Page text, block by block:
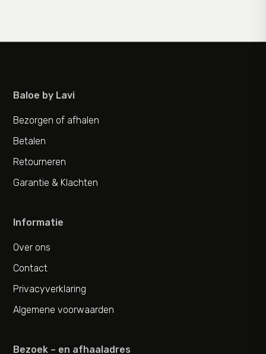
Baloe by Lavi
Bezorgen of afhalen
Betalen
Retourneren
Garantie & Klachten
Informatie
Over ons
Contact
Privacyverklaring
Algemene voorwaarden
Bezoek – en afhaaladres